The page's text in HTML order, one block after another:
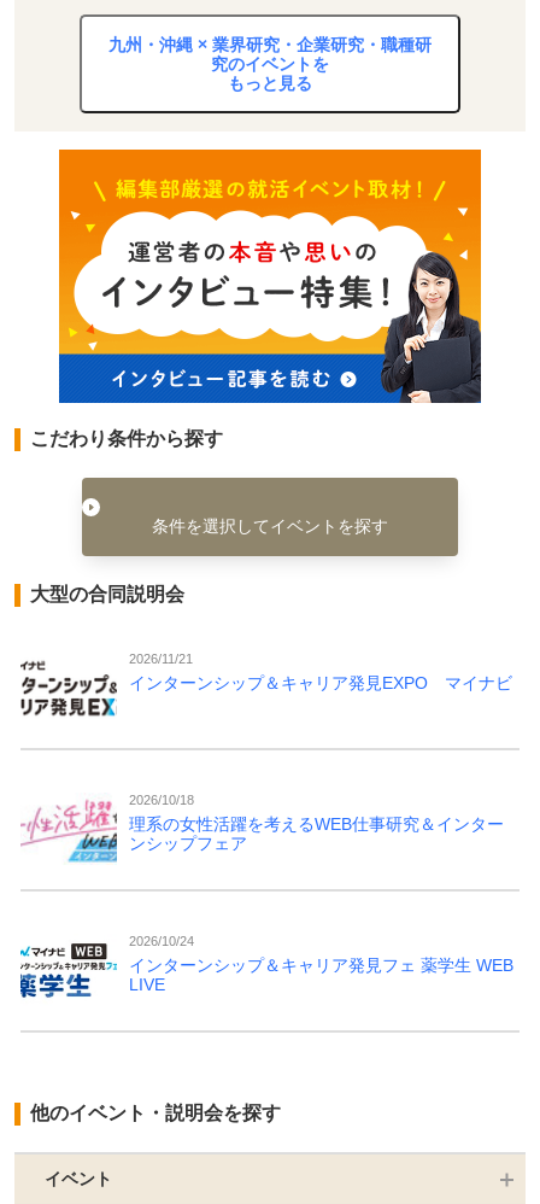
九州・沖縄 × 業界研究・企業研究・職種研
究のイベントを
もっと見る
こだわり条件から探す
条件を選択してイベントを探す
大型の合同説明会
2026/11/21
インターンシップ＆キャリア発見EXPO マイナビ
2026/10/18
理系の女性活躍を考えるWEB仕事研究＆インター
ンシップフェア
2026/10/24
インターンシップ＆キャリア発見フェ 薬学生 WEB
LIVE
他のイベント・説明会を探す
イベント